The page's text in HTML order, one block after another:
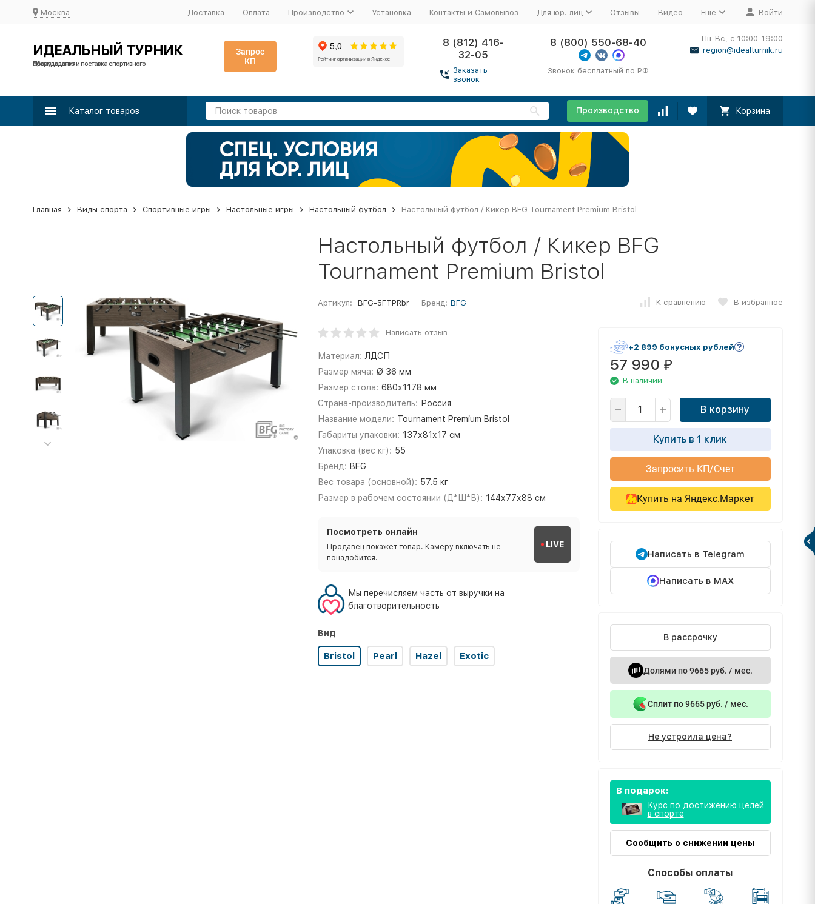
Москва Доставка Оплата Производство Установка Контакты и Самовывоз Для юр. лиц Отзывы Видео Ещё Войти
ИДЕАЛЬНЫЙ ТУРНИК
Производство и поставка спортивного оборудования
Запрос
КП
8 (812) 416-
32-05
Заказать
звонок
8 (800) 550-68-40
Звонок бесплатный по РФ
Пн-Вс, с 10:00-19:00
region@idealturnik.ru
Каталог товаров Производство Корзина
Главная Виды спорта Спортивные игры Настольные игры Настольный футбол Настольный футбол / Кикер BFG Tournament Premium Bristol
Настольный футбол / Кикер BFG
Tournament Premium Bristol
Артикул: BFG-5FTPRbr Бренд: BFG К сравнению В избранное
Написать отзыв
Материал: ЛДСП
Размер мяча: Ø 36 мм
Размер стола: 680х1178 мм
Страна-производитель: Россия
Название модели: Tournament Premium Bristol
Габариты упаковки: 137х81х17 см
Упаковка (вес кг): 55
Бренд: BFG
Вес товара (основной): 57.5 кг
Размер в рабочем состоянии (Д*Ш*В): 144х77х88 см
Посмотреть онлайн
Продавец покажет товар. Камеру включать не
понадобится.
LIVE
Мы перечисляем часть от выручки на
благотворительность
Вид
Bristol Pearl Hazel Exotic
+2 899 бонусных рублей
57 990 ₽
В наличии
В корзину
Купить в 1 клик
Запросить КП/Счет
Купить на Яндекс.Маркет
Написать в Telegram
Написать в MAX
В рассрочку
Долями по 9665 руб. / мес.
Сплит по 9665 руб. / мес.
Не устроила цена?
В подарок:
Курс по достижению целей
в спорте
Сообщить о снижении цены
Способы оплаты